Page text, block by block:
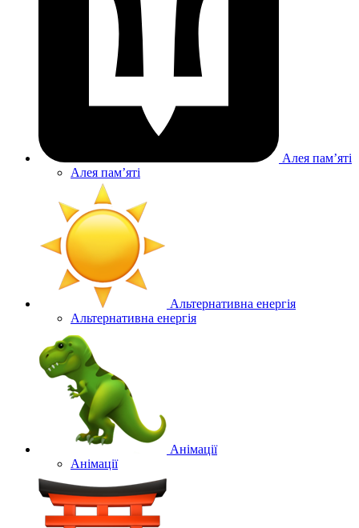
Алея памʼяті
Алея памʼяті
Альтернативна енергія
Альтернативна енергія
Анімації
Анімації